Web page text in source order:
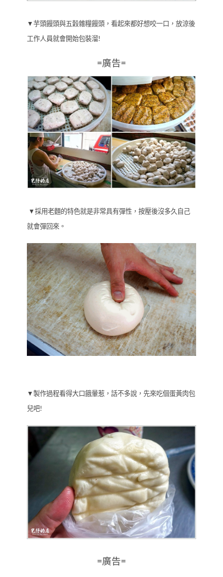
▼芋頭饅頭與五穀雜糧饅頭，看起來都好想咬一口，放涼後
工作人員就會開始包裝溜!
=廣告=
▼採用老麵的特色就是非常具有彈性，按壓後沒多久自己
就會彈回來。
▼製作過程看得大口餓暈惹，話不多說，先來吃個蛋黃肉包
兒吧!
=廣告=